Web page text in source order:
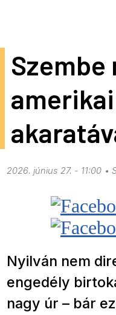
Szembe
2026. június 27. - 11:00
Nyilván nem
engedély
nagy úr – bár